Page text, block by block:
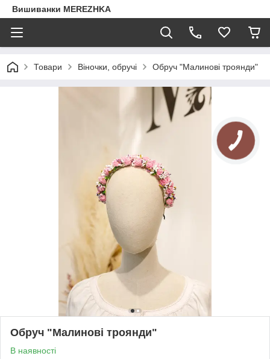
Вишиванки MEREZHKA
Товари Віночки, обручі Обруч "Малинові троянди"
Обруч "Малинові троянди"
В наявності